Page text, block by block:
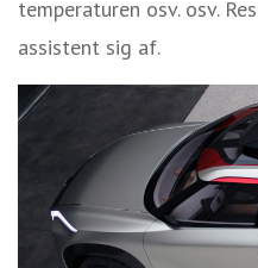
temperaturen osv. osv.
assistent sig af.